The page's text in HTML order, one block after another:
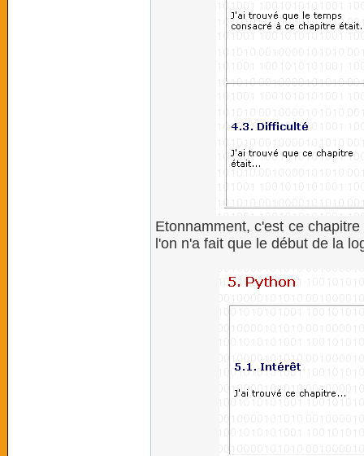
Etonnamment, c'est ce
l'on n'a fait que le début de la